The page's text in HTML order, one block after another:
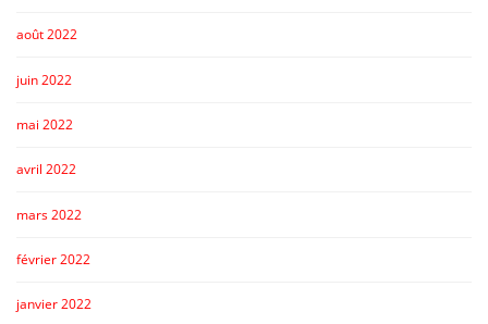
août 2022
juin 2022
mai 2022
avril 2022
mars 2022
février 2022
janvier 2022